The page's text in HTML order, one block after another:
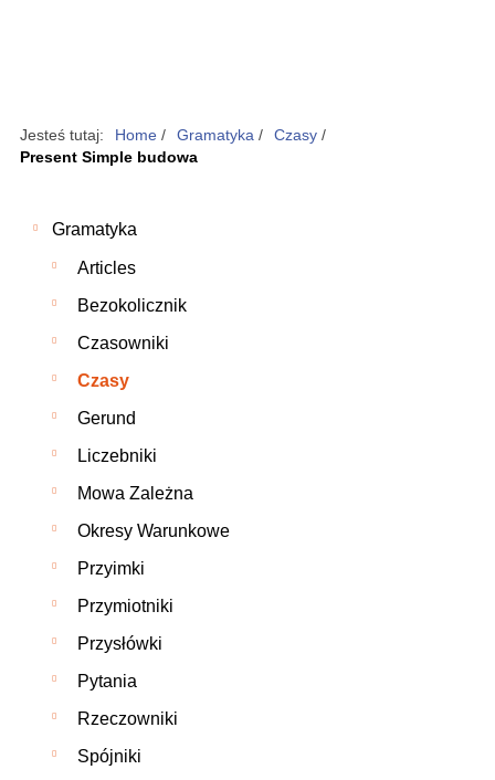
Jesteś tutaj: Home / Gramatyka / Czasy /
Present Simple budowa
Gramatyka
Articles
Bezokolicznik
Czasowniki
Czasy
Gerund
Liczebniki
Mowa Zależna
Okresy Warunkowe
Przyimki
Przymiotniki
Przysłówki
Pytania
Rzeczowniki
Spójniki